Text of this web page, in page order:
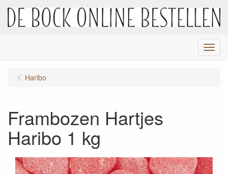
Menu
Haribo
Frambozen Hartjes
Haribo 1 kg